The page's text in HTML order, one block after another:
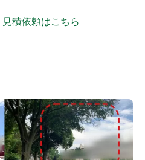
見積依頼はこちら